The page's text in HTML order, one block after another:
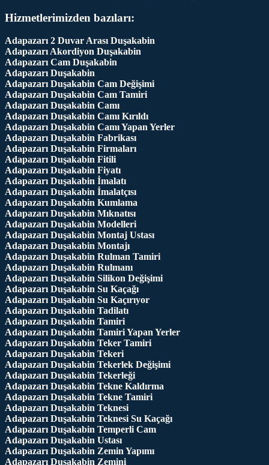
Hizmetlerimizden bazıları:
Adapazarı 2 Duvar Arası Duşakabin
Adapazarı Akordiyon Duşakabin
Adapazarı Cam Duşakabin
Adapazarı Duşakabin
Adapazarı Duşakabin Cam Değişimi
Adapazarı Duşakabin Cam Tamiri
Adapazarı Duşakabin Camı
Adapazarı Duşakabin Camı Kırıldı
Adapazarı Duşakabin Camı Yapan Yerler
Adapazarı Duşakabin Fabrikası
Adapazarı Duşakabin Firmaları
Adapazarı Duşakabin Fitili
Adapazarı Duşakabin Fiyatı
Adapazarı Duşakabin İmalatı
Adapazarı Duşakabin İmalatçısı
Adapazarı Duşakabin Kumlama
Adapazarı Duşakabin Mıknatısı
Adapazarı Duşakabin Modelleri
Adapazarı Duşakabin Montaj Ustası
Adapazarı Duşakabin Montajı
Adapazarı Duşakabin Rulman Tamiri
Adapazarı Duşakabin Rulmanı
Adapazarı Duşakabin Silikon Değişimi
Adapazarı Duşakabin Su Kaçağı
Adapazarı Duşakabin Su Kaçırıyor
Adapazarı Duşakabin Tadilatı
Adapazarı Duşakabin Tamiri
Adapazarı Duşakabin Tamiri Yapan Yerler
Adapazarı Duşakabin Teker Tamiri
Adapazarı Duşakabin Tekeri
Adapazarı Duşakabin Tekerlek Değişimi
Adapazarı Duşakabin Tekerleği
Adapazarı Duşakabin Tekne Kaldırma
Adapazarı Duşakabin Tekne Tamiri
Adapazarı Duşakabin Teknesi
Adapazarı Duşakabin Teknesi Su Kaçağı
Adapazarı Duşakabin Temperli Cam
Adapazarı Duşakabin Ustası
Adapazarı Duşakabin Zemin Yapımı
Adapazarı Duşakabin Zemini